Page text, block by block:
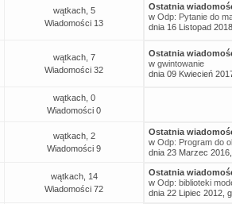
wątkach, 5
Wiadomości 13
Ostatnia
wOdp: Pytanie do
dnia 16 Listopad
wątkach, 7
Wiadomości 32
Ostatnia
wgwintowanie
dnia 09 Kwiecień
wątkach, 0
Wiadomości 0
wątkach, 2
Wiadomości 9
Ostatnia
wOdp: Program do
dnia 23 Marzec
wątkach, 14
Wiadomości 72
Ostatnia
wOdp: biblioteki
dnia 22 Lipiec 2012,